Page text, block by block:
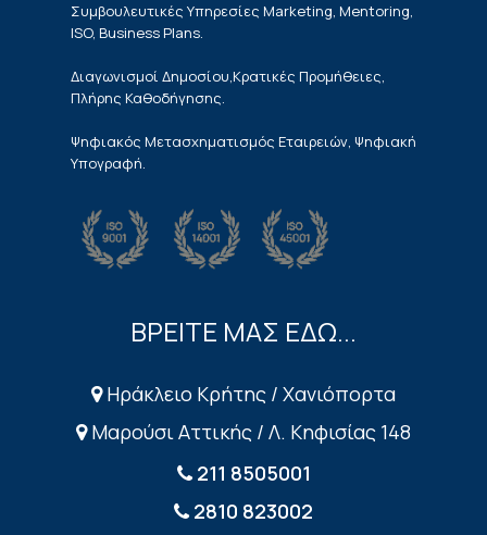
Συμβουλευτικές Υπηρεσίες Marketing, Mentoring,
ISO, Business Plans.
Διαγωνισμοί Δημοσίου,Κρατικές Προμήθειες,
Πλήρης Καθοδήγησης.
Ψηφιακός Μετασχηματισμός Εταιρειών, Ψηφιακή
Υπογραφή.
ΒΡΕΙΤΕ ΜΑΣ ΕΔΩ...
Ηράκλειο Κρήτης / Χανιόπορτα
Μαρούσι Αττικής / Λ. Κηφισίας 148
211 8505001
2810 823002